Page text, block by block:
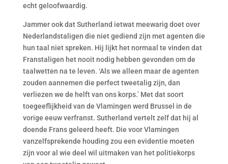
echt geloofwaardig.
Jammer ook dat Sutherland ietwat meewarig doet over
Nederlandstaligen die niet gediend zijn met agenten die
hun taal niet spreken. Hij lijkt het normaal te vinden dat
Franstaligen het nooit nodig hebben gevonden om de
taalwetten na te leven. ‘Als we alleen maar de agenten
zouden aannemen die perfect tweetalig zijn, dan
verliezen we de helft van ons korps.’ Met dat soort
toegeeflijkheid van de Vlamingen werd Brussel in de
vorige eeuw verfranst. Sutherland vertelt zelf dat hij al
doende Frans geleerd heeft. Die voor Vlamingen
vanzelfsprekende houding zou een evidentie moeten
zijn voor al wie deel wil uitmaken van het politiekorps